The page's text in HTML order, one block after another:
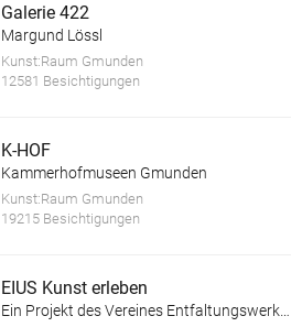
Galerie 422
Margund Lössl
Kunst:Raum Gmunden
12581 Besichtigungen
K-HOF
Kammerhofmuseen Gmunden
Kunst:Raum Gmunden
19215 Besichtigungen
EIUS Kunst erleben
Ein Projekt des Vereines Entfaltungswerkstatt